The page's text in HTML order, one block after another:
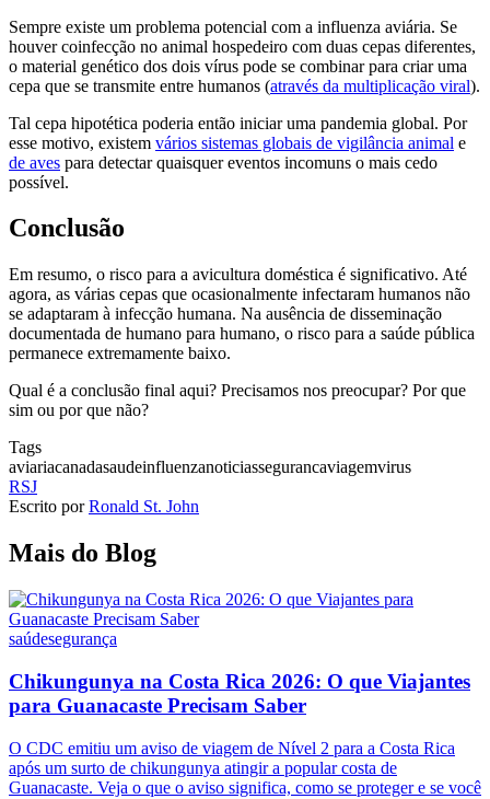
Sempre existe um problema potencial com a influenza aviária. Se
houver coinfecção no animal hospedeiro com duas cepas diferentes,
o material genético dos dois vírus pode se combinar para criar uma
cepa que se transmite entre humanos (através da multiplicação viral).
Tal cepa hipotética poderia então iniciar uma pandemia global. Por
esse motivo, existem vários sistemas globais de vigilância animal e
de aves para detectar quaisquer eventos incomuns o mais cedo
possível.
Conclusão
Em resumo, o risco para a avicultura doméstica é significativo. Até
agora, as várias cepas que ocasionalmente infectaram humanos não
se adaptaram à infecção humana. Na ausência de disseminação
documentada de humano para humano, o risco para a saúde pública
permanece extremamente baixo.
Qual é a conclusão final aqui? Precisamos nos preocupar? Por que
sim ou por que não?
Tags
aviariacanadasaudeinfluenzanoticiassegurancaviagemvirus
RSJ
Escrito por Ronald St. John
Mais do Blog
saúdesegurança
Chikungunya na Costa Rica 2026: O que Viajantes
para Guanacaste Precisam Saber
O CDC emitiu um aviso de viagem de Nível 2 para a Costa Rica
após um surto de chikungunya atingir a popular costa de
Guanacaste. Veja o que o aviso significa, como se proteger e se você